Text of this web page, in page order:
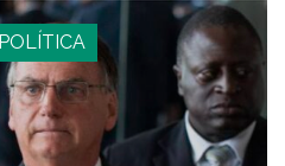
POLÍTICA